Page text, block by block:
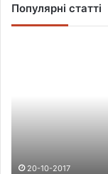
Популярні статті
20-10-2017